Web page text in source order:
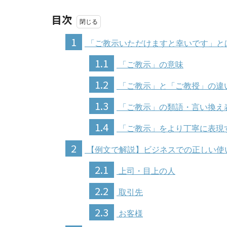
目次
1
「ご教示いただけますと幸いです」と
1.1 「ご教示」の意味
1.2 「ご教示」と「ご教授」の違
1.3 「ご教示」の類語・言い換え
1.4 「ご教示」をより丁寧に表現
2 【例文で解説】ビジネスでの正しい使
2.1 上司・目上の人
2.2 取引先
2.3 お客様